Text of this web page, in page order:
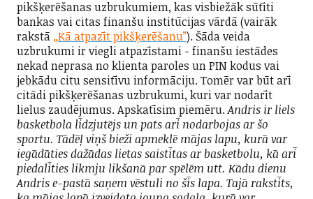
pikšķerēšanas uzbrukumiem, kas visbiežāk sūtīti
bankas vai citas finanšu institūcijas vārdā (vairāk
rakstā „Kā atpazīt pikšķerēšanu”). Šāda veida
uzbrukumi ir viegli atpazīstami - finanšu iestādes
nekad neprasa no klienta paroles un PIN kodus vai
jebkādu citu sensitīvu informāciju. Tomēr var būt arī
citādi pikšķerēšanas uzbrukumi, kuri var nodarīt
lielus zaudējumus. Apskatīsim piemēru.Andris ir liels
basketbola līdzjutējs un pats arī nodarbojas ar šo
sportu. Tādēļ viņš bieži apmeklē mājas lapu, kurā var
iegādāties dažādas lietas saistītas ar basketbolu, kā arī
piedalīties likmju likšanā par spēlēm utt. Kādu dienu
Andris e-pastā saņem vēstuli no šīs lapa. Tajā rakstīts,